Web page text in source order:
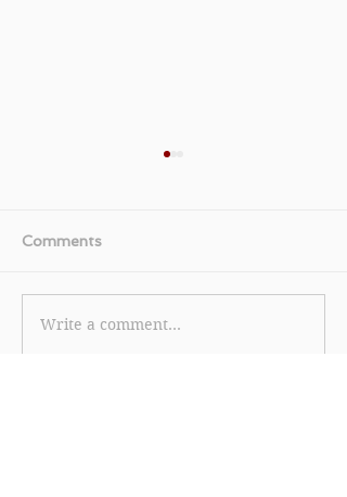
【Bowtie 保泰保險優
Comments
Write a comment...